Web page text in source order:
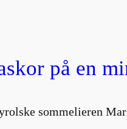
på en
sommelieren